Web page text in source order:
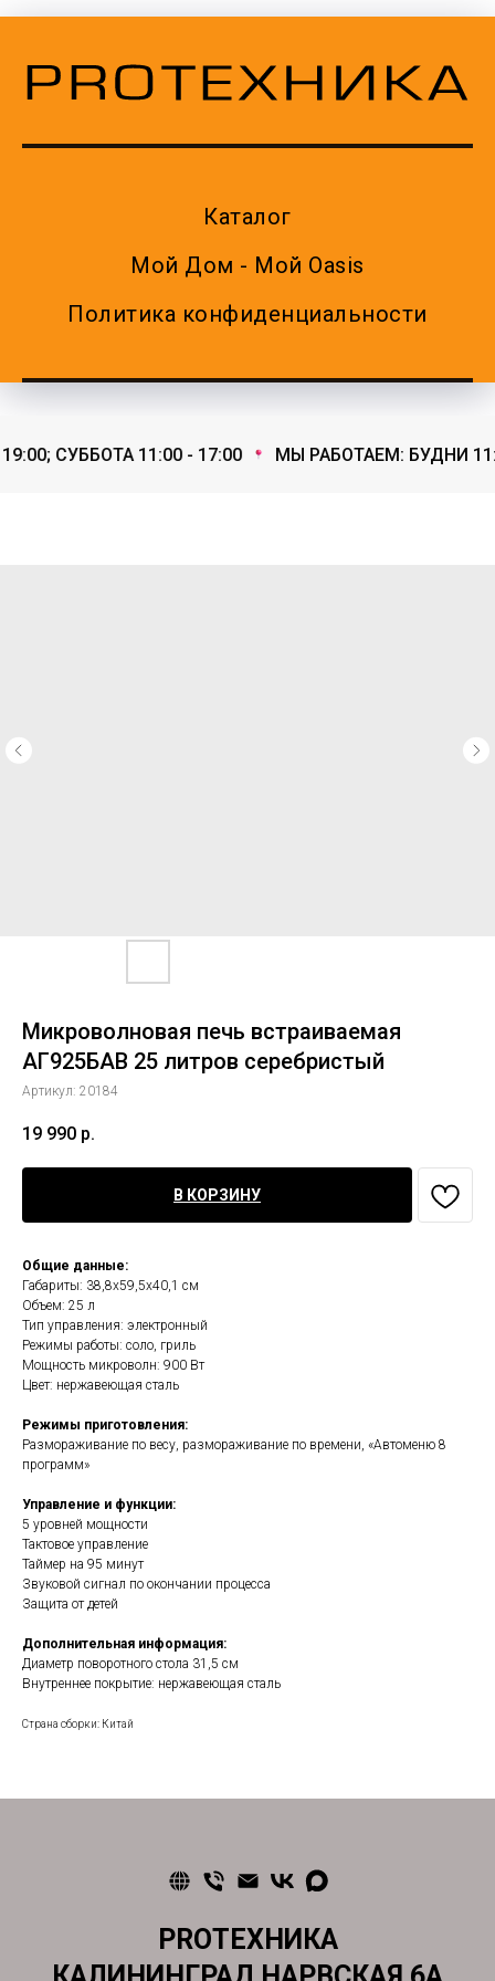
Каталог
Мой Дом - Мой Oasis
Политика конфиденциальности
СУББОТА 11:00 - 17:00 МЫ РАБОТАЕМ: БУДНИ
Микроволновая печь встраиваемая
АГ925БАВ 25 литров серебристый
Артикул: 20184
19 990 р.
В КОРЗИНУ
Общие данные:
Габариты: 38,8х59,5х40,1 см
Объем: 25 л
Тип управления: электронный
Режимы работы: соло, гриль
Мощность микроволн: 900 Вт
Цвет: нержавеющая сталь
Режимы приготовления:
Размораживание по весу, размораживание по времени, «Автоменю 8
программ»
Управление и функции:
5 уровней мощности
Тактовое управление
Таймер на 95 минут
Звуковой сигнал по окончании процесса
Защита от детей
Дополнительная информация:
Диаметр поворотного стола 31,5 см
Внутреннее покрытие: нержавеющая сталь
Страна сборки: Китай
PROТЕХНИКА